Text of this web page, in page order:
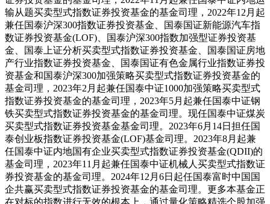
输从题买卖型式指数证券投资基金的基金司理，2022年12月起
兼任国泰沪深300指数证券投资基金、国泰国证新能源汽车指
数证券投资基金(LOF)、国泰沪深300指数加强型证券投资基
金、国泰上证分析买卖型式指数证券投资基金、国泰国证房地
产行业指数证券投资基金、国泰国证有色金属行业指数证券投
资基金和国泰沪深300加强策略买卖型式指数证券投资基金的
基金司理，2023年2月起兼任国泰中证1000加强策略买卖型式
指数证券投资基金的基金司理，2023年5月起兼任国泰中证钢
铁买卖型式指数证券投资基金的基金司理。现任国泰中证煤炭
买卖型式指数证券投资基金基金司理。2023年6月14日担任国
泰创业板指数证券投资基金(LOF)基金司理。2023年8月起兼
任国泰中证内地国有企业买卖型式指数证券投资基金(QDII)的
基金司理，2023年11月起兼任国泰中证机械人买卖型式指数证
券投资基金的基金司理。2024年12月6日起任国泰富时中国国
企共赢买卖型式指数证券投资基金的基金司理。更多本基金正
在对标的指数进行无效的根本上，通过量化策略精选个股加强